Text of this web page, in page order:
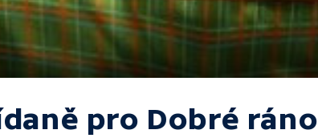
pro Dobré ráno